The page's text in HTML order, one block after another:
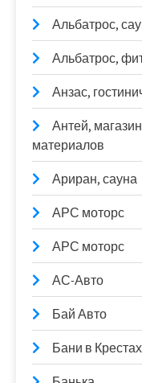
Альбатрос,
Альбатрос,
Анзас,
Антей,
материалов
Ариран, сауна
АРС моторс
АРС моторс
АС-Авто
Бай Авто
Бани в Крестах